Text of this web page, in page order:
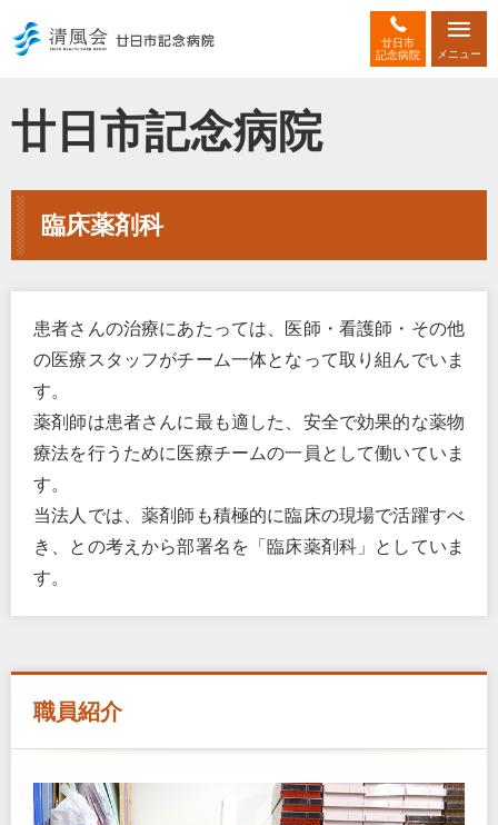
廿日市
記念病院
メニュー
廿日市記念病院
臨床薬剤科
患者さんの治療にあたっては、医師・看護師・その他
の医療スタッフがチーム一体となって取り組んでいま
す。
薬剤師は患者さんに最も適した、安全で効果的な薬物
療法を行うために医療チームの一員として働いていま
す。
当法人では、薬剤師も積極的に臨床の現場で活躍すべ
き、との考えから部署名を「臨床薬剤科」としていま
す。
職員紹介